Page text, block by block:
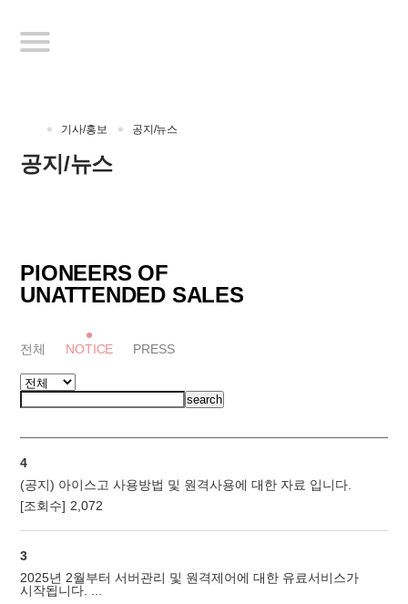
기사/홍보 공지/뉴스
공지/뉴스
PIONEERS OF
UNATTENDED SALES
전체 NOTICE PRESS
search
4
(공지) 아이스고 사용방법 및 원격사용에 대한 자료 입니다.
[조회수] 2,072
3
2025년 2월부터 서버관리 및 원격제어에 대한 유료서비스가
시작됩니다. ...